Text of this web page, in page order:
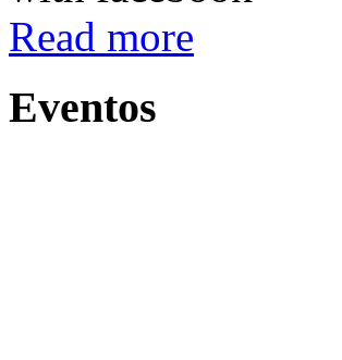
Read more
Eventos